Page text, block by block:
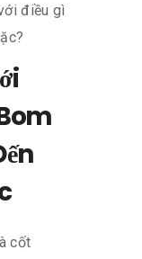
điều gì
cốt